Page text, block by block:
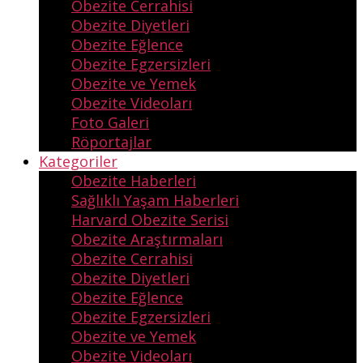
Obezite Cerrahisi
Obezite Diyetleri
Obezite Eğlence
Obezite Egzersizleri
Obezite ve Yemek
Obezite Videoları
Foto Galeri
Röportajlar
Kategoriler
Obezite Haberleri
Sağlıklı Yaşam Haberleri
Harvard Obezite Serisi
Obezite Araştırmaları
Obezite Cerrahisi
Obezite Diyetleri
Obezite Eğlence
Obezite Egzersizleri
Obezite ve Yemek
Obezite Videoları